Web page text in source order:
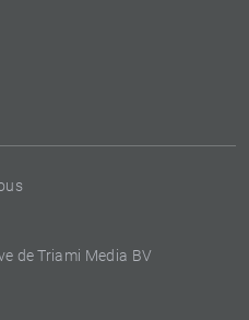
de Triami Media BV